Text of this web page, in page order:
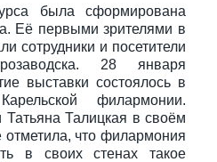
была сформирована
Её первыми зрителями в
сотрудники и посетители
28 января
выставки состоялось в
филармонии.
Талицкая в своём
отметила, что филармония
в своих стенах такое